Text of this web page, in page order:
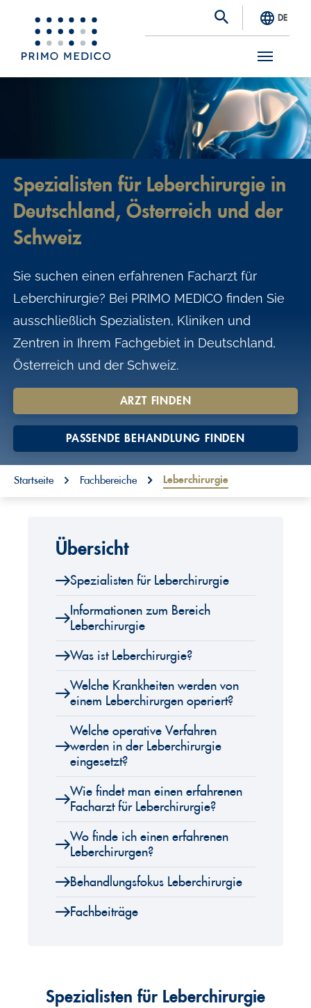
S
DE
Spezialisten für Leberchirurgie in
Deutschland, Österreich und der
Schweiz
Sie suchen einen erfahrenen Facharzt für
Leberchirurgie? Bei PRIMO MEDICO finden Sie
ausschließlich Spezialisten, Kliniken und
Zentren in Ihrem Fachgebiet in Deutschland,
Österreich und der Schweiz.
ARZT FINDEN
PASSENDE BEHANDLUNG FINDEN
You are here:
Startseite Fachbereiche Leberchirurgie
Übersicht
Spezialisten für Leberchirurgie
Informationen zum Bereich
Leberchirurgie
Was ist Leberchirurgie?
Welche Krankheiten werden von
einem Leberchirurgen operiert?
Welche operative Verfahren
werden in der Leberchirurgie
eingesetzt?
Wie findet man einen erfahrenen
Facharzt für Leberchirurgie?
Wo finde ich einen erfahrenen
Leberchirurgen?
Behandlungsfokus Leberchirurgie
Fachbeiträge
Spezialisten für Leberchirurgie